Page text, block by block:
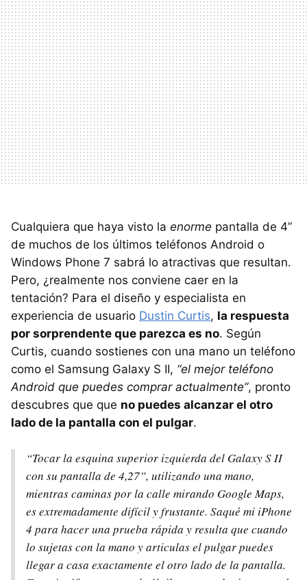
Cualquiera que haya visto la enorme pantalla de 4”
de muchos de los últimos teléfonos Android o
Windows Phone 7 sabrá lo atractivas que resultan.
Pero, ¿realmente nos conviene caer en la
tentación? Para el diseño y especialista en
experiencia de usuario Dustin Curtis, la respuesta
por sorprendente que parezca es no. Según
Curtis, cuando sostienes con una mano un teléfono
como el Samsung Galaxy S II, “el mejor teléfono
Android que puedes comprar actualmente”, pronto
descubres que que no puedes alcanzar el otro
lado de la pantalla con el pulgar.
“Tocar la esquina superior izquierda del Galaxy S II
con su pantalla de 4,27”, utilizando una mano,
mientras caminas por la calle mirando Google Maps,
es extremadamente difícil y frustante. Saqué mi iPhone
4 para hacer una prueba rápida y resulta que cuando
lo sujetas con la mano y articulas el pulgar puedes
llegar a casa exactamente el otro lado de la pantalla.